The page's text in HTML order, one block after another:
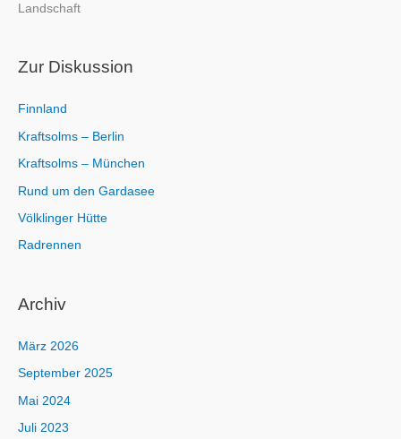
a
h
Landschaft
Zur Diskussion
Finnland
Kraftsolms – Berlin
Kraftsolms – München
Rund um den Gardasee
Völklinger Hütte
Radrennen
Archiv
März 2026
September 2025
Mai 2024
Juli 2023